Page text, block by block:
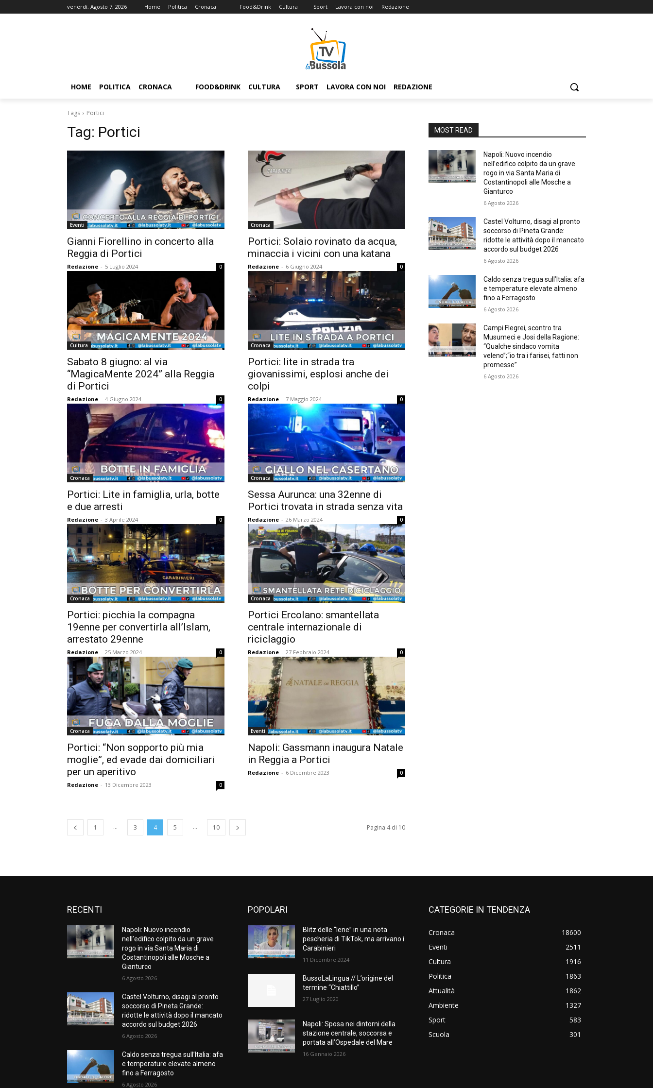
venerdì, Agosto 7, 2026 Home Politica Cronaca Food&Drink Cultura Sport Lavora con noi Redazione
HOME POLITICA CRONACA FOOD&DRINK CULTURA SPORT LAVORA CON NOI REDAZIONE
Tags Portici
Tag: Portici
Eventi
Gianni Fiorellino in concerto alla
Reggia di Portici
Redazione - 5 Luglio 2024 0
Cronaca
Portici: Solaio rovinato da acqua,
minaccia i vicini con una katana
Redazione - 6 Giugno 2024 0
Cultura
Sabato 8 giugno: al via
“MagicaMente 2024” alla Reggia
di Portici
Redazione - 4 Giugno 2024 0
Cronaca
Portici: lite in strada tra
giovanissimi, esplosi anche dei
colpi
Redazione - 7 Maggio 2024 0
Cronaca
Portici: Lite in famiglia, urla, botte
e due arresti
Redazione - 3 Aprile 2024 0
Cronaca
Sessa Aurunca: una 32enne di
Portici trovata in strada senza vita
Redazione - 26 Marzo 2024 0
Cronaca
Portici: picchia la compagna
19enne per convertirla all’Islam,
arrestato 29enne
Redazione - 25 Marzo 2024 0
Cronaca
Portici Ercolano: smantellata
centrale internazionale di
riciclaggio
Redazione - 27 Febbraio 2024 0
Cronaca
Portici: “Non sopporto più mia
moglie”, ed evade dai domiciliari
per un aperitivo
Redazione - 13 Dicembre 2023 0
Eventi
Napoli: Gassmann inaugura Natale
in Reggia a Portici
Redazione - 6 Dicembre 2023 0
1 ... 3 4 5 ... 10 Pagina 4 di 10
MOST READ
Napoli: Nuovo incendio
nell’edifico colpito da un grave
rogo in via Santa Maria di
Costantinopoli alle Mosche a
Gianturco
6 Agosto 2026
Castel Volturno, disagi al pronto
soccorso di Pineta Grande:
ridotte le attività dopo il mancato
accordo sul budget 2026
6 Agosto 2026
Caldo senza tregua sull’Italia: afa
e temperature elevate almeno
fino a Ferragosto
6 Agosto 2026
Campi Flegrei, scontro tra
Musumeci e Josi della Ragione:
“Qualche sindaco vomita
veleno”;“io tra i farisei, fatti non
promesse”
6 Agosto 2026
RECENTI
Napoli: Nuovo incendio
nell’edifico colpito da un grave
rogo in via Santa Maria di
Costantinopoli alle Mosche a
Gianturco
6 Agosto 2026
Castel Volturno, disagi al pronto
soccorso di Pineta Grande:
ridotte le attività dopo il mancato
accordo sul budget 2026
6 Agosto 2026
Caldo senza tregua sull’Italia: afa
e temperature elevate almeno
fino a Ferragosto
6 Agosto 2026
POPOLARI
Blitz delle “Iene” in una nota
pescheria di TikTok, ma arrivano i
Carabinieri
11 Dicembre 2024
BussoLaLingua // L’origine del
termine “Chiattillo”
27 Luglio 2020
Napoli: Sposa nei dintorni della
stazione centrale, soccorsa e
portata all’Ospedale del Mare
16 Gennaio 2026
CATEGORIE IN TENDENZA
Cronaca
18600
Eventi
2511
Cultura
1916
Politica
1863
Attualità
1862
Ambiente
1327
Sport
583
Scuola
301